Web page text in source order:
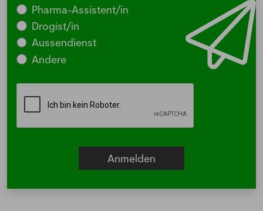
Pharma-Assistent/in
Drogist/in
Aussendienst
Andere